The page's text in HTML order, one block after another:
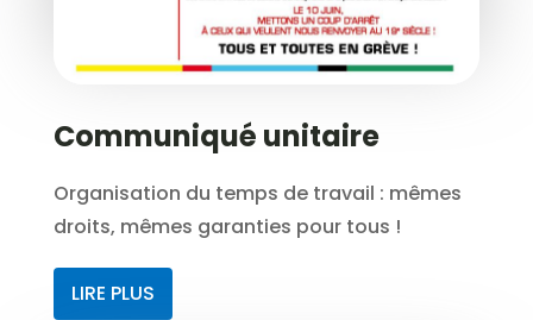
Communiqué unitaire
Organisation du temps de travail : mêmes
droits, mêmes garanties pour tous !
LIRE PLUS